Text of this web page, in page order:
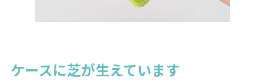
ケースに芝が生えています